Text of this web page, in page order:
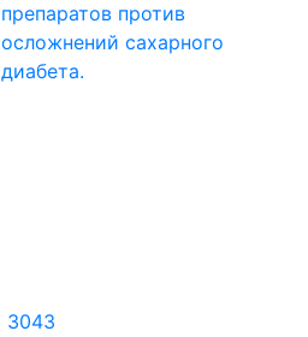
препаратов против
осложнений сахарного
диабета.
3043